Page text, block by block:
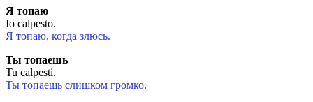
Я топаю
Io calpesto.
Я топаю, когда злюсь.
Ты топаешь
Tu calpesti.
Ты топаешь слишком громко.